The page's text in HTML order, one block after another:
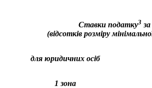
Ставки податку3
(відсотків розміру
для юридичних осіб
1 зона